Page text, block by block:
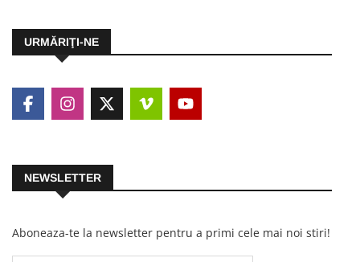
URMĂRIŢI-NE
NEWSLETTER
Aboneaza-te la newsletter pentru a primi cele mai noi stiri!